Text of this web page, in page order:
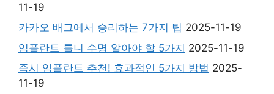
11-19
카카오 배그에서 승리하는 7가지 팁 2025-11-19
임플란트 틀니 수명 알아야 할 5가지 2025-11-19
즉시 임플란트 추천! 효과적인 5가지 방법 2025-
11-19